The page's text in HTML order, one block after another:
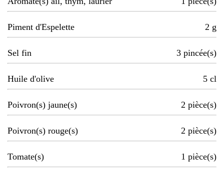
Piment d'Espelette 2 g
Sel fin 3 pincée(s)
Huile d'olive 5 cl
Poivron(s) jaune(s) 2 pièce(s)
Poivron(s) rouge(s) 2 pièce(s)
Tomate(s) 1 pièce(s)